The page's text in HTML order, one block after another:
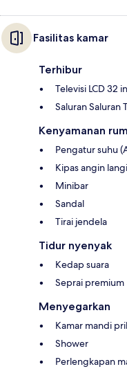
Fasilitas kamar
Terhibur
Televisi LCD 32
Saluran Saluran
Kenyamanan
Pengatur suhu
Kipas angin
Minibar
Sandal
Tirai jendela
Tidur nyenyak
Kedap suara
Seprai premium
Menyegarkan
Kamar mandi
Shower
Perlengkapan